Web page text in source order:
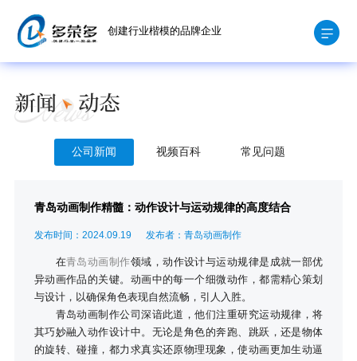
创建行业楷模的品牌企业
公司新闻 视频百科 常见问题
青岛动画制作精髓：动作设计与运动规律的高度结合
发布时间：2024.09.19 发布者：青岛动画制作
在青岛动画制作领域，动作设计与运动规律是成就一部优
异动画作品的关键。动画中的每一个细微动作，都需精心策划
与设计，以确保角色表现自然流畅，引人入胜。
青岛动画制作公司深谙此道，他们注重研究运动规律，将
其巧妙融入动作设计中。无论是角色的奔跑、跳跃，还是物体
的旋转、碰撞，都力求真实还原物理现象，使动画更加生动逼